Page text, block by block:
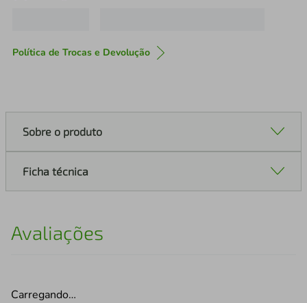
Política de Trocas e Devolução
Sobre o produto
Ficha técnica
Avaliações
Carregando…